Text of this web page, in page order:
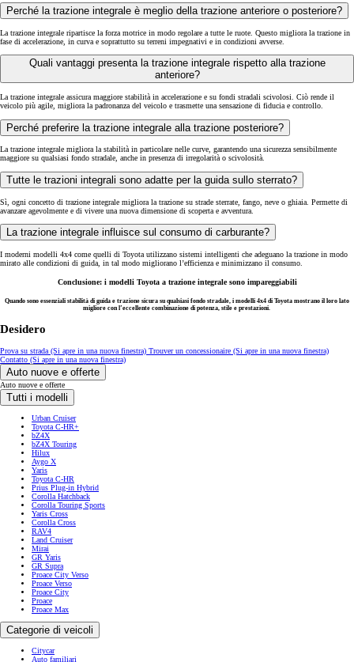
Perché la trazione integrale è meglio della trazione anteriore o posteriore?
La trazione integrale ripartisce la forza motrice in modo regolare a tutte le ruote. Questo migliora la trazione in
fase di accelerazione, in curva e soprattutto su terreni impegnativi e in condizioni avverse.
Quali vantaggi presenta la trazione integrale rispetto alla trazione
anteriore?
La trazione integrale assicura maggiore stabilità in accelerazione e su fondi stradali scivolosi. Ciò rende il
veicolo più agile, migliora la padronanza del veicolo e trasmette una sensazione di fiducia e controllo.
Perché preferire la trazione integrale alla trazione posteriore?
La trazione integrale migliora la stabilità in particolare nelle curve, garantendo una sicurezza sensibilmente
maggiore su qualsiasi fondo stradale, anche in presenza di irregolarità o scivolosità.
Tutte le trazioni integrali sono adatte per la guida sullo sterrato?
Sì, ogni concetto di trazione integrale migliora la trazione su strade sterrate, fango, neve o ghiaia. Permette di
avanzare agevolmente e di vivere una nuova dimensione di scoperta e avventura.
La trazione integrale influisce sul consumo di carburante?
I moderni modelli 4x4 come quelli di Toyota utilizzano sistemi intelligenti che adeguano la trazione in modo
mirato alle condizioni di guida, in tal modo migliorano l’efficienza e minimizzano il consumo.
Conclusione: i modelli Toyota a trazione integrale sono impareggiabili
Quando sono essenziali stabilità di guida e trazione sicura su qualsiasi fondo stradale, i modelli 4x4 di Toyota mostrano il loro lato
migliore con l’eccellente combinazione di potenza, stile e prestazioni.
Desidero
Prova su strada (Si apre in una nuova finestra) Trouver un concessionaire (Si apre in una nuova finestra)
Contatto (Si apre in una nuova finestra)
Auto nuove e offerte
Auto nuove e offerte
Tutti i modelli
Urban Cruiser
Toyota C-HR+
bZ4X
bZ4X Touring
Hilux
Aygo X
Yaris
Toyota C-HR
Prius Plug-in Hybrid
Corolla Hatchback
Corolla Touring Sports
Yaris Cross
Corolla Cross
RAV4
Land Cruiser
Mirai
GR Yaris
GR Supra
Proace City Verso
Proace Verso
Proace City
Proace
Proace Max
Categorie di veicoli
Citycar
Auto familiari